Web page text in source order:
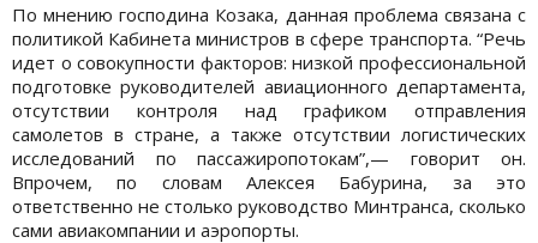
По мнению господина Козака, данная проблема связана с
политикой Кабинета министров в сфере транспорта. “Речь
идет о совокупности факторов: низкой профессиональной
подготовке руководителей авиационного департамента,
отсутствии контроля над графиком отправления
самолетов в стране, а также отсутствии логистических
исследований по пассажиропотокам”,— говорит он.
Впрочем, по словам Алексея Бабурина, за это
ответственно не столько руководство Минтранса, сколько
сами авиакомпании и аэропорты.